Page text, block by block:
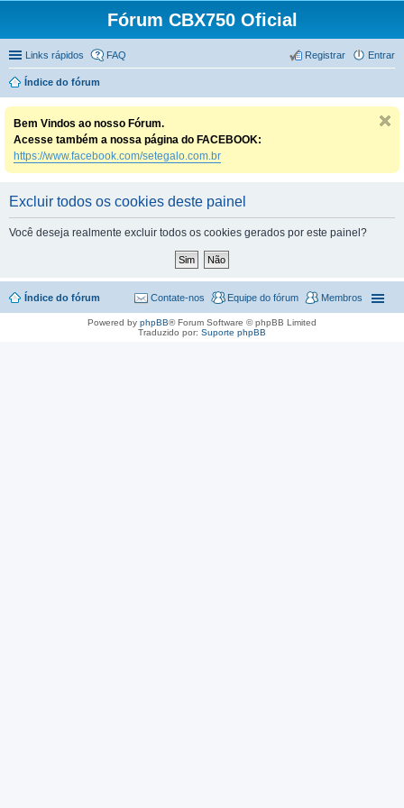
Fórum CBX750 Oficial
Links rápidos FAQ Entrar
Registrar
Índice do fórum
Bem Vindos ao nosso Fórum.
Acesse também a nossa página do FACEBOOK:
https://www.facebook.com/setegalo.com.br
Excluir todos os cookies deste painel
Você deseja realmente excluir todos os cookies gerados por este painel?
Índice do fórum Membros
Equipe do fórum
Contate-nos
Powered by phpBB® Forum Software © phpBB Limited
Traduzido por: Suporte phpBB